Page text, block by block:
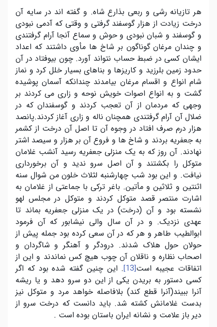
هر تازیانه رشی و ربعی بذارع شاه. و گفته اند در سایه آن
درخت زیادت از هزار گوسفند گرفتی و وقتی که آدمی نبودی
و گوسفند و شبان نبودی و حوش و سماع آنجا آرام گرفتندی
و چندان مرغان گوناگون بر شاخ ها مأوی داشتند که اعداد
ایشان کسی در ضبط حساب نتواند آورد. چون بیوفتاد در آن
حدود زمین بلرزید و کاریزها و بناهای بسیار خلل کرد و نماز
شام انواع و اقسام مرغان بیامدند چندانکه آسمان پوشیده
گشت و به انواع اصوات خویش نوحه و زاری می کردند بر
وجهی که مردمان از آن تعجب کردند و گوسفندان که در
ضلال آن آرام گرفتندی همچنان ناله و زاری آغاز کردند.پانصد
هزار درم صرف افتاد در وجوه آن تا اصل آن درخت از کشمر
به جعفریه بردند و شاخ ها و فروع آن بر هزار و سیصد اشتر
نهادند. آن روز که به یک منزلی جعفریه رسید آنشب غلامان
متوکل را بکشتند و آن اصل سرو ندید و آن برخورداری
نیافت. و این بود شب چهارشنبه لثلاث خلون من شوال سنه
اثنتین و ثلاثین و مأتین. باغر ترکی با جماعتی از غلامان به
اشارت منتصر قصد متوکل کردند و متوکل در مجلس لهو
نشسته بود و آن (درخت) در یک منزلی جعفریه بماند تا
عهدی نزدیک. و در آن سال والی نیشابور که آن فرمود
ابوالطیب طاهر و هر که در آن سعی کرده بود جمله پیش از
حولان حول هلاک شدند. درودگر و آهنگر و شاگردان و
اصحاب نظاره و ناقلان آن چوب هیچ کس نماندند و این از
اتفاقات عجیبه است[13]
. این چنین گفته شده بود که اگر
کسی دستور به بریدن یکی از این دو سرو دهد و یا ریشه
آنرا ببیند(آنرا قطع کند) بلافاصله خواهد مرد و متوکل نیز
بدست غلامانش کشته شد. باید دانست که درخت سرو از
دیر باز علامت و نشانه ایران باستان بوده است .